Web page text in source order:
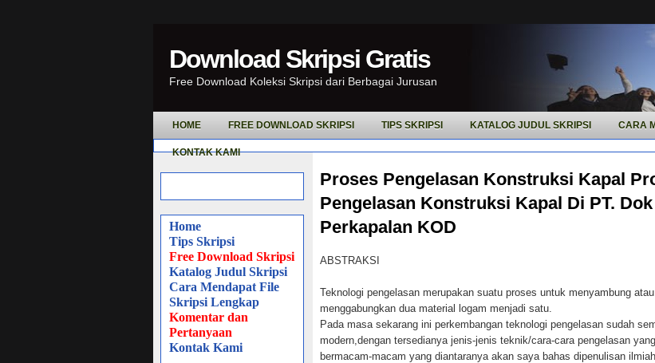
Download Skripsi Gratis
Free Download Koleksi Skripsi dari Berbagai Jurusan
HOME FREE DOWNLOAD SKRIPSI TIPS SKRIPSI KATALOG JUDUL SKRIPSI CARA
KONTAK KAMI
Home
Tips Skripsi
Free Download Skripsi
Katalog Judul Skripsi
Cara Mendapat File
Skripsi Lengkap
Komentar dan
Pertanyaan
Kontak Kami
Proses Pengelasan Konstruksi Kapal
Pengelasan Konstruksi Kapal Di PT.
Perkapalan KOD
ABSTRAKSI
Teknologi pengelasan merupakan suatu proses untuk menyambung atau
menggabungkan dua material logam menjadi satu.
Pada masa sekarang ini perkembangan teknologi pengelasan sudah
modern,dengan tersedianya jenis-jenis teknik/cara-cara pengelasan yang
bermacam-macam yang diantaranya akan saya bahas dipenulisan